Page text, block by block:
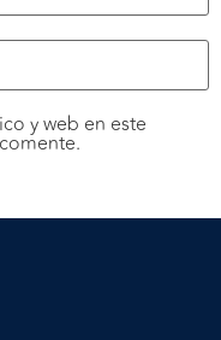
y web en este